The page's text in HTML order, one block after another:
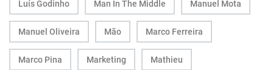
Luís Godinho Man In The Middle Manuel Mota
Manuel Oliveira Mão Marco Ferreira
Marco Pina Marketing Mathieu